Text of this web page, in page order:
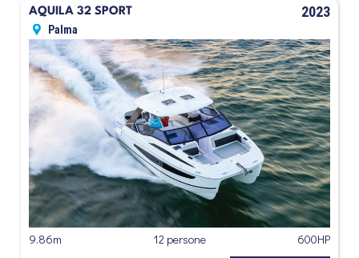
AQUILA 32 SPORT 2023
Palma
9.86m 12 persone 600HP